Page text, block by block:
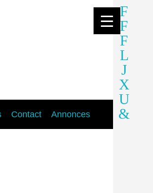
Contact Annonces